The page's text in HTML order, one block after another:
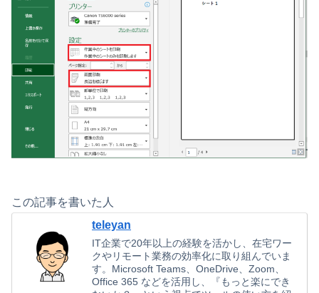
この記事を書いた人
teleyan
IT企業で20年以上の経験を活かし、在宅ワー
クやリモート業務の効率化に取り組んでいま
す。Microsoft Teams、OneDrive、Zoom、
Office 365 などを活用し、『もっと楽にでき